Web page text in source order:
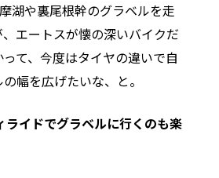
湖や裏尾根幹のグラベルを走
エートスが懐の深いバイクだ
て、今度はタイヤの違いで自
幅を広げたいな、と。
イドでグラベルに行くのも楽